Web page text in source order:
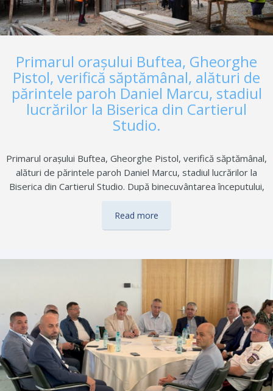
Primarul orașului Buftea, Gheorghe
Pistol, verifică săptămânal, alături de
părintele paroh Daniel Marcu, stadiul
lucrărilor la Biserica din Cartierul
Studio.
Primarul orașului Buftea, Gheorghe Pistol, verifică săptămânal,
alături de părintele paroh Daniel Marcu, stadiul lucrărilor la
Biserica din Cartierul Studio. După binecuvântarea începutului,
pangar. Proiectul prinde contur, iar comunitatea se apropie de
a avea un nou lăcaș de cult complet și primitor. Mulțumim
suflet!
Read more